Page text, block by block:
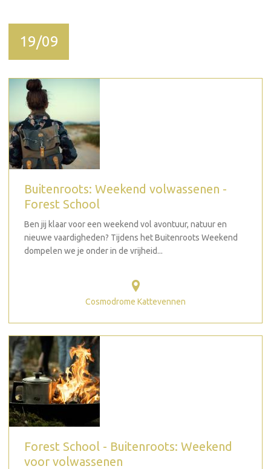
19/09
Buitenroots: Weekend volwassenen -
Forest School
Ben jij klaar voor een weekend vol avontuur, natuur en
nieuwe vaardigheden? Tijdens het Buitenroots Weekend
dompelen we je onder in de vrijheid...
Cosmodrome Kattevennen
Forest School - Buitenroots: Weekend
voor volwassenen